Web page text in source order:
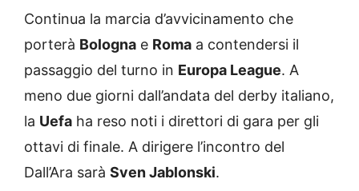
Continua la marcia d’avvicinamento che
porterà Bologna e Roma a contendersi il
passaggio del turno in Europa League. A
meno due giorni dall’andata del derby italiano,
la Uefa ha reso noti i direttori di gara per gli
ottavi di finale. A dirigere l’incontro del
Dall’Ara sarà Sven Jablonski.